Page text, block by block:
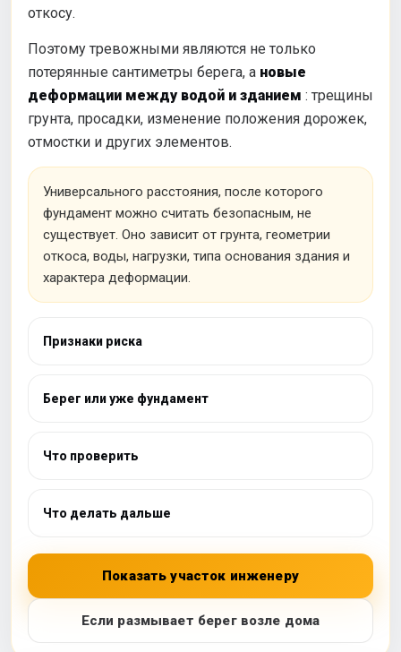
откосу.
Поэтому тревожными являются не только
потерянные сантиметры берега, а новые
деформации между водой и зданием : трещины
грунта, просадки, изменение положения дорожек,
отмостки и других элементов.
Универсального расстояния, после которого
фундамент можно считать безопасным, не
существует. Оно зависит от грунта, геометрии
откоса, воды, нагрузки, типа основания здания и
характера деформации.
Признаки риска
Берег или уже фундамент
Что проверить
Что делать дальше
Показать участок инженеру
Если размывает берег возле дома